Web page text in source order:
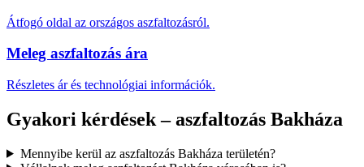
Átfogó oldal az országos aszfaltozásról.
Meleg aszfaltozás ára
Részletes ár és technológiai információk.
Gyakori kérdések – aszfaltozás Bakháza
Mennyibe kerül az aszfaltozás Bakháza területén?